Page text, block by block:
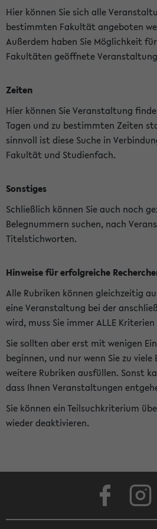
Hier können Sie sich alle
bestimmten Fakultät angeboten
Außerdem haben Sie Möglichkeit
Fakultäten geöffnete
Zeiten
Hier können Sie Veranstaltung
Tagen und zu bestimmten Zeiten
sinnvoll ist diese Suche in
Fakultät und Studienfach.
Sonstiges
Schließlich können Sie auch noch
Belegnummern suchen, nach
Titelstichworten.
Hinweise für erfolgreiche
Alle Rubriken können gleichzeitig
eine Veranstaltung bei der
wird, muss Sie immer ALLE
Sie sollten aber erst mit wenigen
beginnen, und nur wenn Sie zu viele
weitere Rubriken ausfüllen. Sonst
dass Ihnen Veranstaltungen
Sie können ein Teilsuchkriterium
wieder deaktivieren.